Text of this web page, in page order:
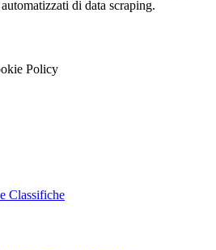
di data scraping.
Policy
Classifiche